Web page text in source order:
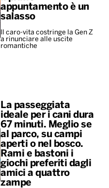
appuntamento è un
salasso
Il caro-vita costringe la Gen Z
a rinunciare alle uscite
romantiche
La passeggiata
ideale per i cani dura
67 minuti. Meglio se
al parco, su campi
aperti o nel bosco.
Rami e bastoni i
giochi preferiti dagli
amici a quattro
zampe